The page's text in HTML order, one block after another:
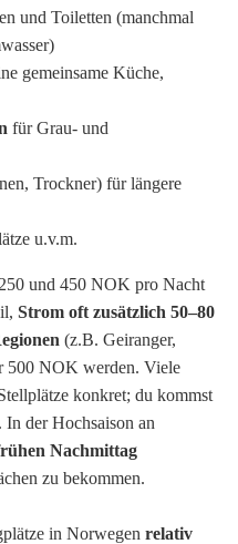
und Toiletten (manchmal
gemeinsame Küche,
für Grau- und
Trockner) für längere
u.v.m.
und 450 NOK pro Nacht
Strom oft zusätzlich 50–80
(z.B. Geiranger,
500 NOK werden. Viele
konkret; du kommst
der Hochsaison an
Nachmittag
zu bekommen.
in Norwegen relativ